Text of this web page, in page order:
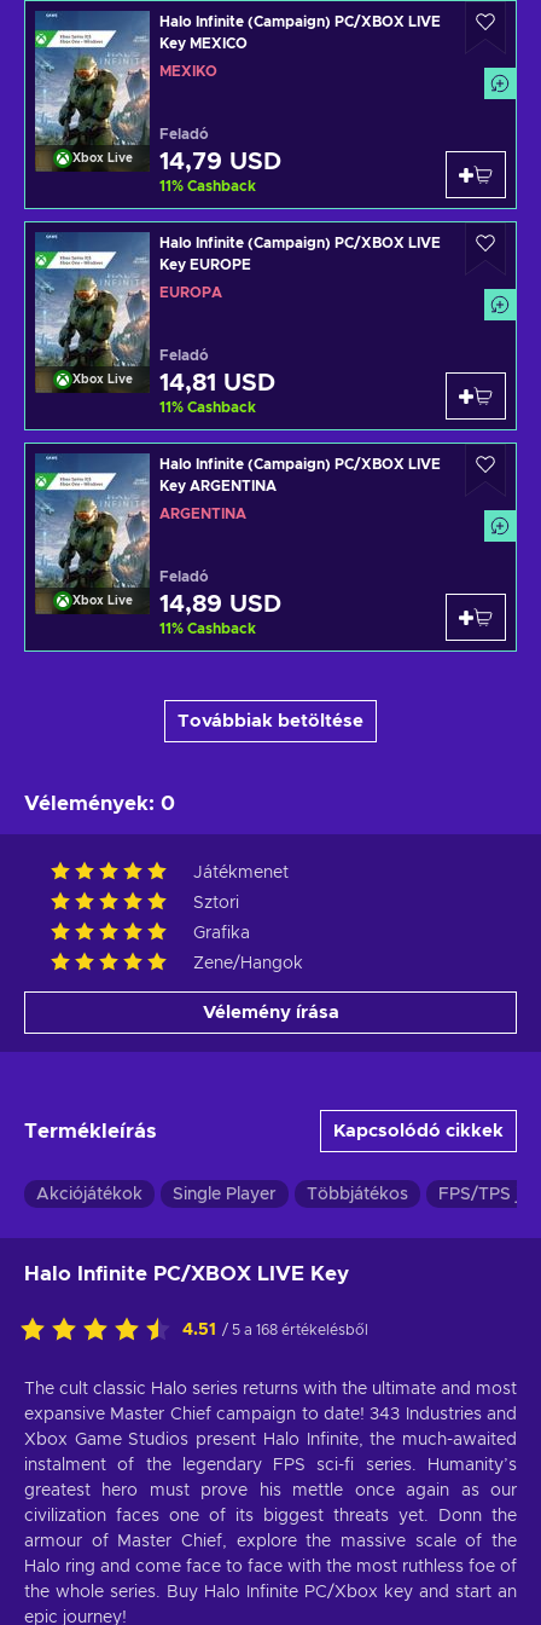
Xbox Live
Halo Infinite (Campaign) PC/XBOX LIVE
Key MEXICO
MEXIKÓ
Feladó
14,79 USD
11% Cashback
Xbox Live
Halo Infinite (Campaign) PC/XBOX LIVE
Key EUROPE
EURÓPA
Feladó
14,81 USD
11% Cashback
Xbox Live
Halo Infinite (Campaign) PC/XBOX LIVE
Key ARGENTINA
ARGENTÍNA
Feladó
14,89 USD
11% Cashback
Továbbiak betöltése
Vélemények: 0
Játékmenet
Sztori
Grafika
Zene/Hangok
Vélemény írása
Termékleírás Kapcsolódó cikkek
Akciójátékok Single Player Többjátékos FPS/TPS
Halo Infinite PC/XBOX LIVE Key
4.51 / 5 a 168 értékelésből
The cult classic Halo series returns with the ultimate and most
expansive Master Chief campaign to date! 343 Industries and
Xbox Game Studios present Halo Infinite, the much-awaited
instalment of the legendary FPS sci-fi series. Humanity’s
greatest hero must prove his mettle once again as our
civilization faces one of its biggest threats yet. Donn the
armour of Master Chief, explore the massive scale of the
Halo ring and come face to face with the most ruthless foe of
the whole series. Buy Halo Infinite PC/Xbox key and start an
epic journey!